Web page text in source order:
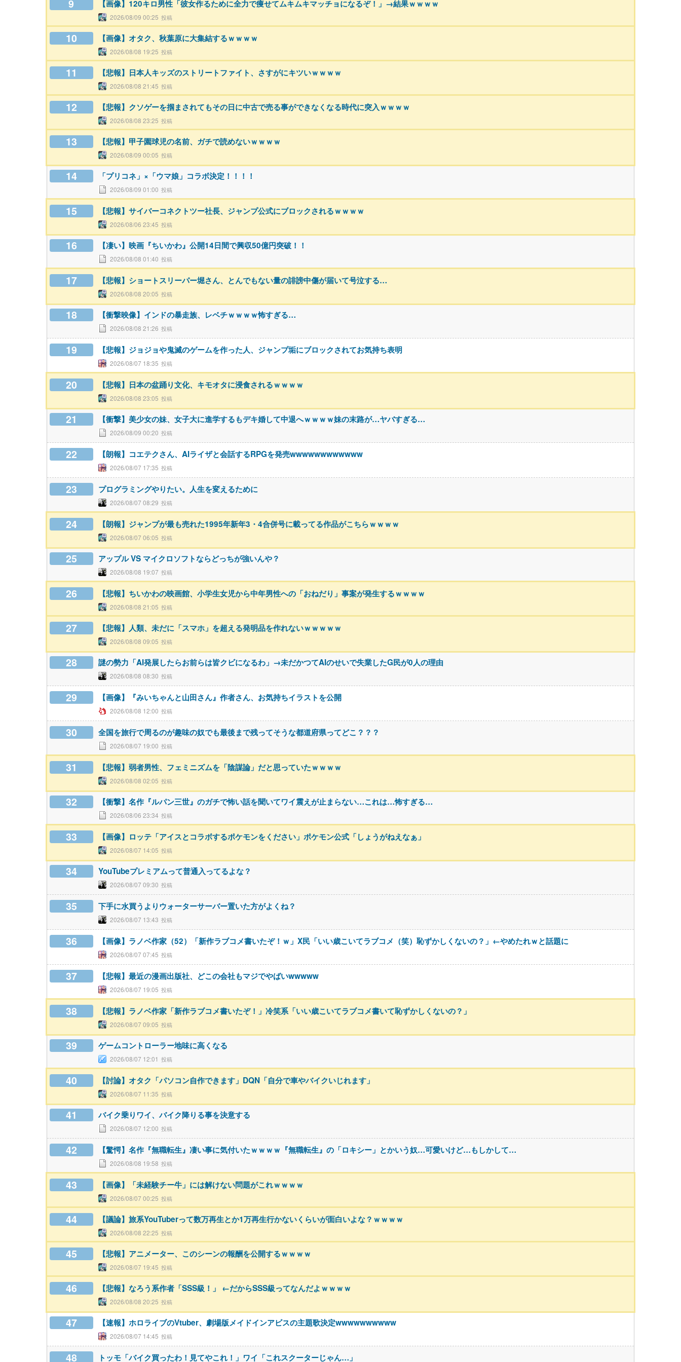
9 【画像】120キロ男性「彼女作るために全力で痩せてムキムキマッチョになるぞ！」→結果ｗｗｗｗ
2026/08/09 00:25
10 【画像】オタク、秋葉原に大集結するｗｗｗｗ
2026/08/08 19:25
11 【悲報】日本人キッズのストリートファイト、さすがにキツいｗｗｗｗ
2026/08/08 21:45
12 【悲報】クソゲーを掴まされてもその日に中古で売る事ができなくなる時代に突入ｗｗｗｗ
2026/08/08 23:25
13 【悲報】甲子園球児の名前、ガチで読めないｗｗｗｗ
2026/08/09 00:05
14 「プリコネ」×「ウマ娘」コラボ決定！！！！
2026/08/09 01:00
15 【悲報】サイバーコネクトツー社長、ジャンプ公式にブロックされるｗｗｗｗ
2026/08/06 23:45
16 【凄い】映画『ちいかわ』公開14日間で興収50億円突破！！
2026/08/08 01:40
17 【悲報】ショートスリーパー堀さん、とんでもない量の誹謗中傷が届いて号泣する…
2026/08/08 20:05
18 【衝撃映像】インドの暴走族、レベチｗｗｗｗ怖すぎる…
2026/08/08 21:26
19 【悲報】ジョジョや鬼滅のゲームを作った人、ジャンプ垢にブロックされてお気持ち表明
2026/08/07 18:35
20 【悲報】日本の盆踊り文化、キモオタに浸食されるｗｗｗｗ
2026/08/08 23:05
21 【衝撃】美少女の妹、女子大に進学するもデキ婚して中退へｗｗｗｗ妹の末路が…ヤバすぎる…
2026/08/09 00:20
22 【朗報】コエテクさん、AIライザと会話するRPGを発売wwwwwwwwwwww
2026/08/07 17:35
23 プログラミングやりたい。人生を変えるために
2026/08/07 08:29
24 【朗報】ジャンプが最も売れた1995年新年3・4合併号に載ってる作品がこちらｗｗｗｗ
2026/08/07 06:05
25 アップル VS マイクロソフトならどっちが強いんや？
2026/08/08 19:07
26 【悲報】ちいかわの映画館、小学生女児から中年男性への「おねだり」事案が発生するｗｗｗｗ
2026/08/08 21:05
27 【悲報】人類、未だに「スマホ」を超える発明品を作れないｗｗｗｗｗ
2026/08/08 09:05
28 謎の勢力「AI発展したらお前らは皆クビになるわ」→未だかつてAIのせいで失業したG民が0人の理由
2026/08/08 08:30
29 【画像】『みいちゃんと山田さん』作者さん、お気持ちイラストを公開
2026/08/08 12:00
30 全国を旅行で周るのが趣味の奴でも最後まで残ってそうな都道府県ってどこ？？？
2026/08/07 19:00
31 【悲報】弱者男性、フェミニズムを「陰謀論」だと思っていたｗｗｗｗ
2026/08/08 02:05
32 【衝撃】名作『ルパン三世』のガチで怖い話を聞いてワイ震えが止まらない…これは…怖すぎる…
2026/08/06 23:34
33 【画像】ロッテ「アイスとコラボするポケモンをください」ポケモン公式「しょうがねえなぁ」
2026/08/07 14:05
34 YouTubeプレミアムって普通入ってるよな？
2026/08/07 09:30
35 下手に水買うよりウォーターサーバー置いた方がよくね？
2026/08/07 13:43
36 【画像】ラノベ作家（52）「新作ラブコメ書いたぞ！ｗ」X民「いい歳こいてラブコメ（笑）恥ずかしくないの？」←やめたれｗと話題に
2026/08/07 07:45
37 【悲報】最近の漫画出版社、どこの会社もマジでやばいwwwww
2026/08/07 19:05
38 【悲報】ラノベ作家「新作ラブコメ書いたぞ！」冷笑系「いい歳こいてラブコメ書いて恥ずかしくないの？」
2026/08/07 09:05
39 ゲームコントローラー地味に高くなる
2026/08/07 12:01
40 【討論】オタク「パソコン自作できます」DQN「自分で車やバイクいじれます」
2026/08/07 11:35
41 バイク乗りワイ、バイク降りる事を決意する
2026/08/07 12:00
42 【驚愕】名作『無職転生』凄い事に気付いたｗｗｗｗ『無職転生』の「ロキシー」とかいう奴…可愛いけど…もしかして…
2026/08/08 19:58
43 【画像】「未経験チー牛」には解けない問題がこれｗｗｗｗ
2026/08/07 00:25
44 【議論】旅系YouTuberって数万再生とか1万再生行かないくらいが面白いよな？ｗｗｗｗ
2026/08/08 22:25
45 【悲報】アニメーター、このシーンの報酬を公開するｗｗｗｗ
2026/08/07 19:45
46 【悲報】なろう系作者「SSS級！」 ←だからSSS級ってなんだよｗｗｗｗ
2026/08/08 20:25
47 【速報】ホロライブのVtuber、劇場版メイドインアビスの主題歌決定wwwwwwwwww
2026/08/07 14:45
48 トッモ「バイク買ったわ！見てやこれ！」ワイ「これスクーターじゃん…」